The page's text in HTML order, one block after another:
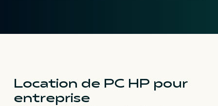
Location de PC HP pour
entreprise